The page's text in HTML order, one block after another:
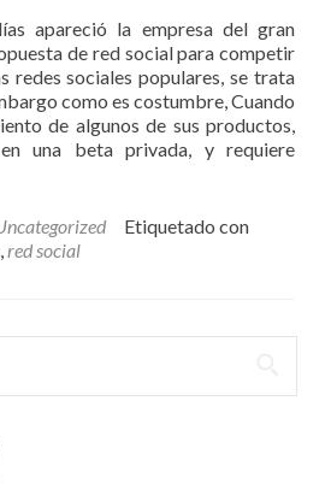
apareció la empresa del gran
de red social para competir
redes sociales populares, se trata
como es costumbre, Cuando
de algunos de sus productos,
una beta privada, y requiere
Etiquetado con
,red social